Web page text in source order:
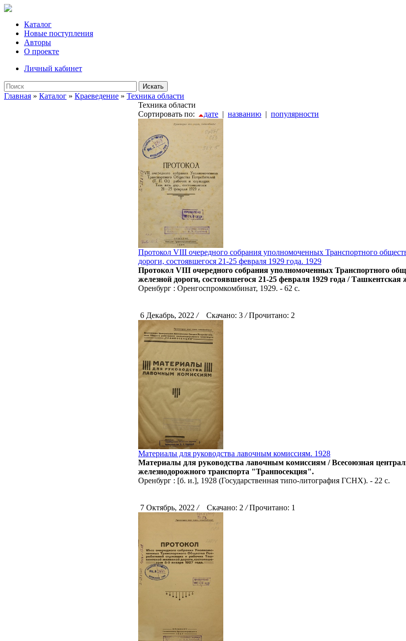
Каталог
Новые поступления
Авторы
О проекте
Личный кабинет
Искать
Главная » Каталог » Краеведение » Техника области
Техника области
Сортировать по:
дате | названию | популярности
Протокол VIII очередного собрания уполномоченных Транспортного
дороги, состоявшегося 21-25 февраля 1929 года. 1929
Протокол VIII очередного собрания уполномоченных Транспортного
железной дороги, состоявшегося 21-25 февраля 1929 года / Ташкентская
Оренбург : Оренгоспромкомбинат, 1929. - 62 с.
6 Декабрь, 2022 /Скачано: 3 /Прочитано: 2
Материалы для руководства лавочным комиссиям. 1928
Материалы для руководства лавочным комиссиям / Всесоюзная
железнодорожного транспорта "Транпосекция".
Оренбург : [б. и.], 1928 (Государственная типо-литография ГСНХ). - 22 с.
7 Октябрь, 2022 /Скачано: 2 /Прочитано: 1